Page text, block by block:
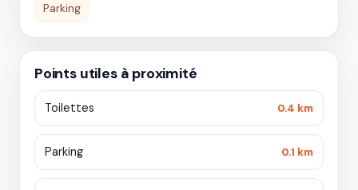
Parking
Points utiles à proximité
Toilettes 0.4 km
Parking 0.1 km